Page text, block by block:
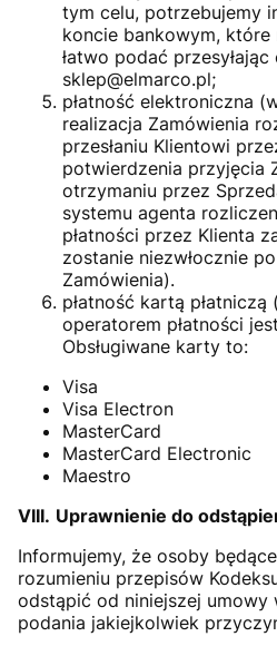
tym celu, potrzebujemy
koncie bankowym,
łatwo podać
sklep@elmarco.pl;
płatność elektroniczna
realizacja Zamówienia
przesłaniu Klientowi
potwierdzenia przyjęcia
otrzymaniu przez
systemu agenta
płatności przez Klienta
zostanie niezwłocznie
Zamówienia).
płatność kartą
operatorem płatności
Obsługiwane karty to:
Visa
Visa Electron
MasterCard
MasterCard Electronic
Maestro
VIII. Uprawnienie do
Informujemy, że osoby
rozumieniu przepisów
odstąpić od niniejszej umowy
podania jakiejkolwiek